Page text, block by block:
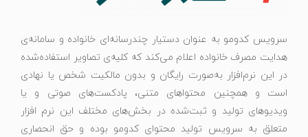
سرویس کدومو به عنوان دستیار چندرسانه‌ای خانواده و سامانه‌ی
هدایت مصرف خانواده اعلام می‌کند که کلیه‌ی تصاویر استفاده‌شده
در این نرم‌افزار به‌صورت رایگان و بدون مالکیت شخص یا نهادی
است و همچنین محتواهای متنی، پادکست‌های صوتی و یا
ویدیوهای تولید و ثبت‌شده در بخش‌های مختلف این نرم افزار
متعلق به سرویس تولید محتوای کدومو بوده و حق انحصاری